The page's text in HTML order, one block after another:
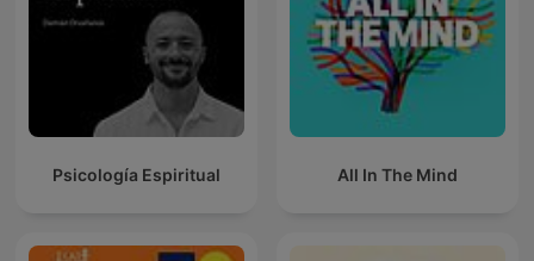
Psicología Espiritual All In The Mind